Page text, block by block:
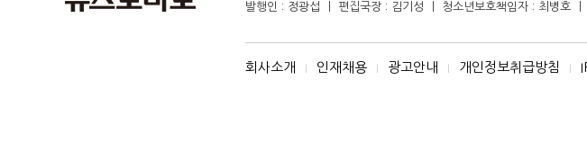
발행인 : 정광섭 ㅣ 편집국장 : 김기성 ㅣ 청소년보호책임자 : 최병
회사소개 I 인재채용 I 광고안내 I 개인정보취급방침 I